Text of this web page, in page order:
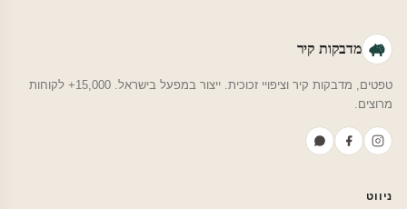
מדבקות קיר
טפטים, מדבקות קיר וציפויי זכוכית. ייצור במפעל בישראל. 15,000+ לקוחות
מרוצים.
ניווט